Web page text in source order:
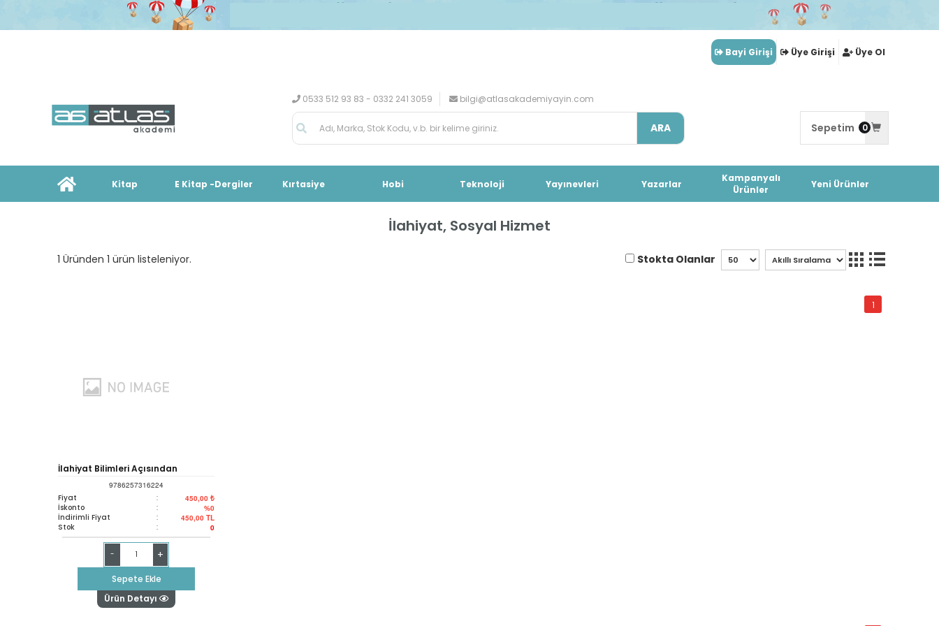
Bayi Girişi Üye Girişi Üye Ol
0533 512 93 83 - 0332 241 3059 bilgi@atlasakademiyayin.com
ARA Sepetim 0
Kitap E Kitap -Dergiler Kırtasiye Hobi Teknoloji Yayınevleri Yazarlar
Kampanyalı
Ürünler
Yeni Ürünler
İlahiyat, Sosyal Hizmet
1 Üründen 1 ürün listeleniyor. Stokta Olanlar
1
İlahiyat Bilimleri Açısından
Engellilik - I
9786257316224
Fiyat : 450,00 ₺
İskonto : %0
İndirimli Fiyat : 450,00 TL
Stok : 0
- +
Sepete Ekle
Ürün Detayı